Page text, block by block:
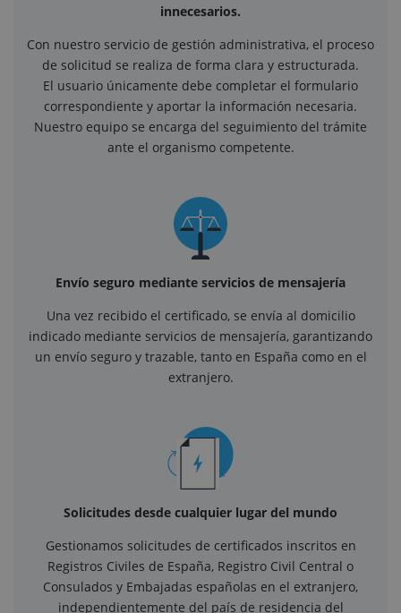
innecesarios.
Con nuestro servicio de gestión administrativa, el proceso
de solicitud se realiza de forma clara y estructurada.
El usuario únicamente debe completar el formulario
correspondiente y aportar la información necesaria.
Nuestro equipo se encarga del seguimiento del trámite
ante el organismo competente.
Envío seguro mediante servicios de mensajería
Una vez recibido el certificado, se envía al domicilio
indicado mediante servicios de mensajería, garantizando
un envío seguro y trazable, tanto en España como en el
extranjero.
Solicitudes desde cualquier lugar del mundo
Gestionamos solicitudes de certificados inscritos en
Registros Civiles de España, Registro Civil Central o
Consulados y Embajadas españolas en el extranjero,
independientemente del país de residencia del